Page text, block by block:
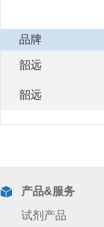
品牌
韶远
韶远
产品&服务
试剂产品